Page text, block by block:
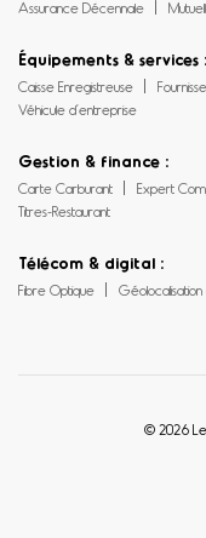
Assurance Décennale
Équipements & services :
Caisse Enregistreuse
Véhicule d’entreprise
Gestion & finance :
Carte Carburant Expert
Titres-Restaurant
Télécom & digital :
Fibre Optique
© 2026 Le